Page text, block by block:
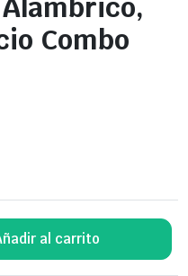
Combo
al carrito